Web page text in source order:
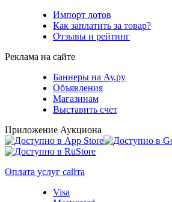
Импорт лотов
Как заплатить за товар?
Отзывы и рейтинг
Реклама на сайте
Баннеры на Ау.ру
Объявления
Магазинам
Выставить счет
Приложение Аукциона
Оплата услуг сайта
Visa